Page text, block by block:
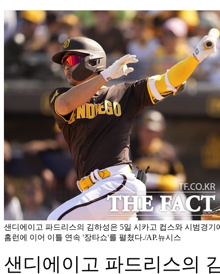
샌디에이고 파드리스의 김하성은 5일 시카고 컵스와 시범경기
홈런에 이어 이틀 연속 '장타쇼'를 펼쳤다./AP.뉴시스
샌디에이고 파드리스의